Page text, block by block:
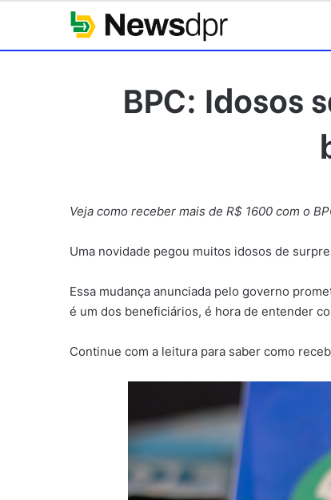
BPC: Idosos
Veja como receber mais de R$ 1600 com o
Uma novidade pegou muitos idosos de
Essa mudança anunciada pelo governo
é um dos beneficiários, é hora de entender
Continue com a leitura para saber como